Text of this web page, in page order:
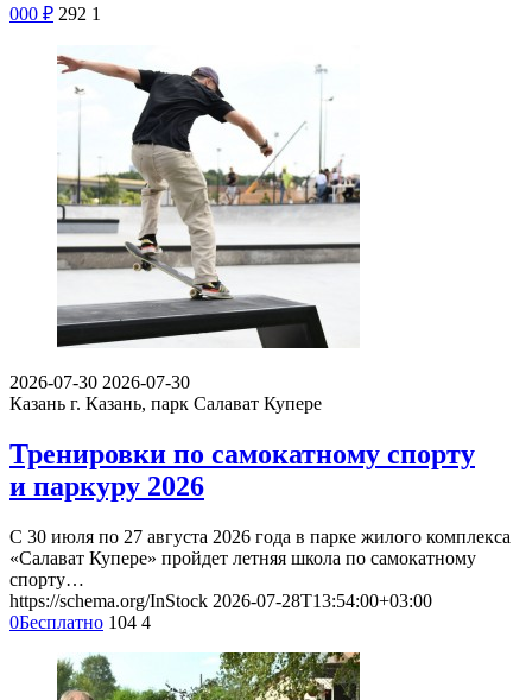
000 ₽ 292 1
2026-07-30 2026-07-30
Казань г. Казань, парк Салават Купере
Тренировки по самокатному спорту
и паркуру 2026
С 30 июля по 27 августа 2026 года в парке жилого комплекса
«Салават Купере» пройдет летняя школа по самокатному
спорту…
https://schema.org/InStock 2026-07-28T13:54:00+03:00
0Бесплатно 104 4